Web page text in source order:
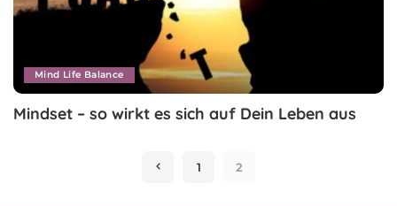
Mind Life Balance
Mindset – so wirkt es sich auf Dein Leben aus
1 2